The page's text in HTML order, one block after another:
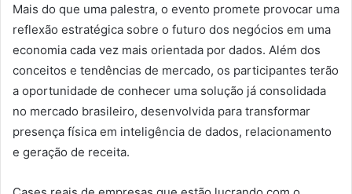
Mais do que uma palestra, o evento promete provocar uma
reflexão estratégica sobre o futuro dos negócios em uma
economia cada vez mais orientada por dados. Além dos
conceitos e tendências de mercado, os participantes terão
a oportunidade de conhecer uma solução já consolidada
no mercado brasileiro, desenvolvida para transformar
presença física em inteligência de dados, relacionamento
e geração de receita.